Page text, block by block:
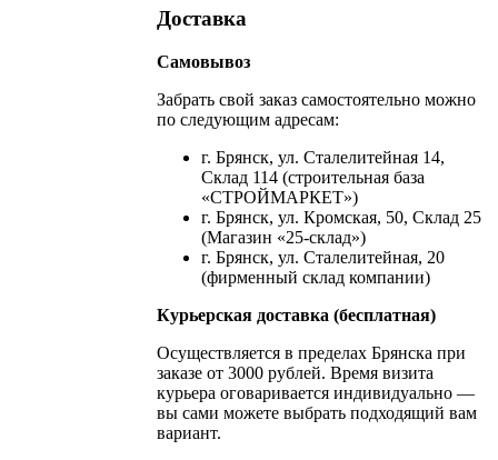
Доставка
Самовывоз
Забрать свой заказ самостоятельно можно
по следующим адресам:
г. Брянск, ул. Сталелитейная 14,
Склад 114 (строительная база
«СТРОЙМАРКЕТ»)
г. Брянск, ул. Кромская, 50, Склад 25
(Магазин «25-склад»)
г. Брянск, ул. Сталелитейная, 20
(фирменный склад компании)
Курьерская доставка (бесплатная)
Осуществляется в пределах Брянска при
заказе от 3000 рублей. Время визита
курьера оговаривается индивидуально —
вы сами можете выбрать подходящий вам
вариант.